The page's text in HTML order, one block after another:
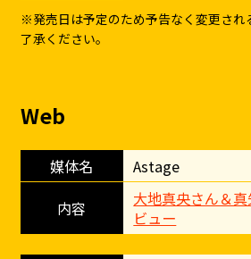
※発売日は予定のため予告なく変更され
了承ください。
Web
Astage
大地真央さん＆
ビュー